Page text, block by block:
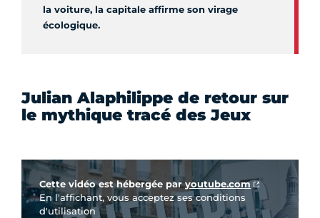
la voiture, la capitale affirme son virage
écologique.
Julian Alaphilippe de retour sur
le mythique tracé des Jeux
Vidéo Youtube
Cette vidéo est hébergée paryoutube.com
En l'affichant, vous acceptez ses conditions
d'utilisation